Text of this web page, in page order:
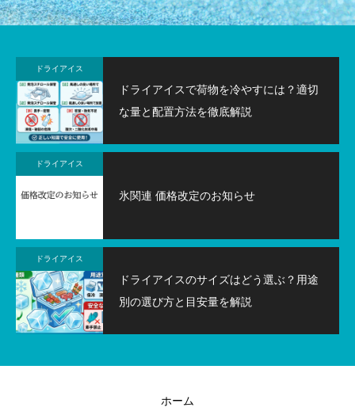
ドライアイス
ドライアイスで荷物を冷やすには？適切
な量と配置方法を徹底解説
ドライアイス
氷関連 価格改定のお知らせ
ドライアイス
ドライアイスのサイズはどう選ぶ？用途
別の選び方と目安量を解説
ホーム